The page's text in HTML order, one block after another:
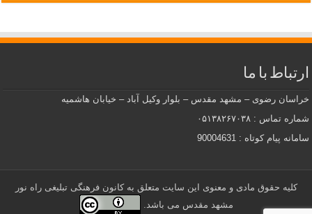
ارتباط با ما
خراسان رضوی – مشهد مقدس – بلوار وکیل آباد – خیابان هاشمیه
شماره تماس : ۰۵۱۳۸۲۶۷۰۳۸
سامانه پیام کوتاه : 90004631
کلیه حقوق مادی و معنوی این سایت متعلق به کانون فرهنگی تبلیغی راه نور
مشهد مقدس می باشد.